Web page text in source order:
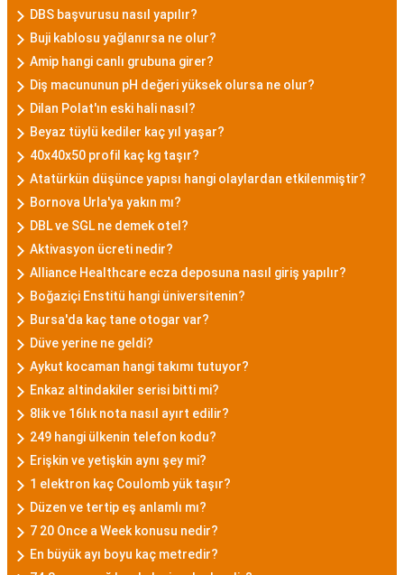
DBS başvurusu nasıl yapılır?
Buji kablosu yağlanırsa ne olur?
Amip hangi canlı grubuna girer?
Diş macununun pH değeri yüksek olursa ne olur?
Dilan Polat'ın eski hali nasıl?
Beyaz tüylü kediler kaç yıl yaşar?
40x40x50 profil kaç kg taşır?
Atatürkün düşünce yapısı hangi olaylardan etkilenmiştir?
Bornova Urla'ya yakın mı?
DBL ve SGL ne demek otel?
Aktivasyon ücreti nedir?
Alliance Healthcare ecza deposuna nasıl giriş yapılır?
Boğaziçi Enstitü hangi üniversitenin?
Bursa'da kaç tane otogar var?
Düve yerine ne geldi?
Aykut kocaman hangi takımı tutuyor?
Enkaz altindakiler serisi bitti mi?
8lik ve 16lık nota nasıl ayırt edilir?
249 hangi ülkenin telefon kodu?
Erişkin ve yetişkin aynı şey mi?
1 elektron kaç Coulomb yük taşır?
Düzen ve tertip eş anlamlı mı?
7 20 Once a Week konusu nedir?
En büyük ayı boyu kaç metredir?